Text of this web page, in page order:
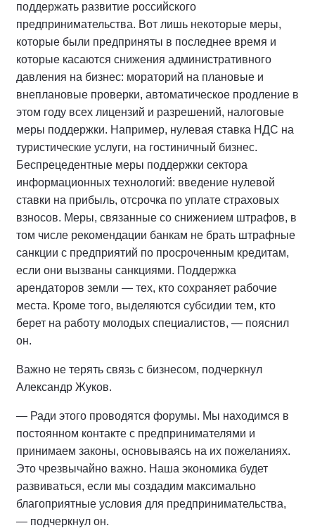
поддержать развитие российского
предпринимательства. Вот лишь некоторые меры,
которые были предприняты в последнее время и
которые касаются снижения административного
давления на бизнес: мораторий на плановые и
внеплановые проверки, автоматическое продление в
этом году всех лицензий и разрешений, налоговые
меры поддержки. Например, нулевая ставка НДС на
туристические услуги, на гостиничный бизнес.
Беспрецедентные меры поддержки сектора
информационных технологий: введение нулевой
ставки на прибыль, отсрочка по уплате страховых
взносов. Меры, связанные со снижением штрафов, в
том числе рекомендации банкам не брать штрафные
санкции с предприятий по просроченным кредитам,
если они вызваны санкциями. Поддержка
арендаторов земли — тех, кто сохраняет рабочие
места. Кроме того, выделяются субсидии тем, кто
берет на работу молодых специалистов, — пояснил
он.
Важно не терять связь с бизнесом, подчеркнул
Александр Жуков.
— Ради этого проводятся форумы. Мы находимся в
постоянном контакте с предпринимателями и
принимаем законы, основываясь на их пожеланиях.
Это чрезвычайно важно. Наша экономика будет
развиваться, если мы создадим максимально
благоприятные условия для предпринимательства,
— подчеркнул он.